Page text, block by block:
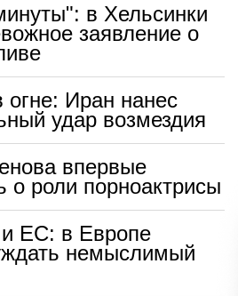
в Хельсинки
заявление о
Иран нанес
удар возмездия
впервые
о роли порноактрисы
ЕС: в Европе
немыслимый